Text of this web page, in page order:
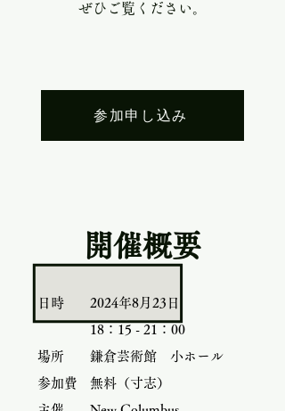
ぜひご覧ください。
参加申し込み
​開催概要
2024年8月23日
18：15 - 21：00
鎌倉芸術館 小ホール
無料（寸志）
日時
場所
参加費